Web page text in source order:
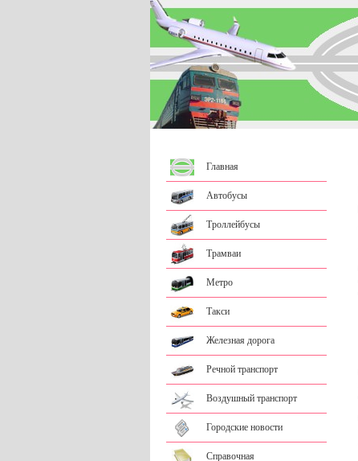
Главная
Автобусы
Троллейбусы
Трамваи
Метро
Такси
Железная дорога
Речной транспорт
Воздушный транспорт
Городские новости
Справочная